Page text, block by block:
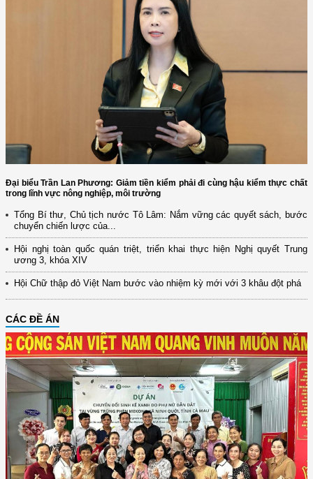
Đại biểu Trần Lan Phương: Giảm tiền kiểm phải đi cùng hậu kiểm thực chất
trong lĩnh vực nông nghiệp, môi trường
Tổng Bí thư, Chủ tịch nước Tô Lâm: Nắm vững các quyết sách, bước
chuyển chiến lược của...
Hội nghị toàn quốc quán triệt, triển khai thực hiện Nghị quyết Trung
ương 3, khóa XIV
Hội Chữ thập đỏ Việt Nam bước vào nhiệm kỳ mới với 3 khâu đột phá
CÁC ĐỀ ÁN